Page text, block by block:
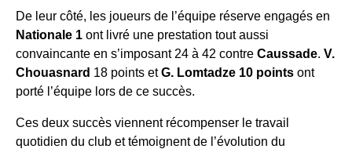
De leur côté, les joueurs de l’équipe réserve engagés en
Nationale 1 ont livré une prestation tout aussi
convaincante en s’imposant 24 à 42 contre Caussade. V.
Chouasnard 18 points etG. Lomtadze 10 points ont
porté l’équipe lors de ce succès.
Ces deux succès viennent récompenser le travail
quotidien du club et témoignent de l’évolution du